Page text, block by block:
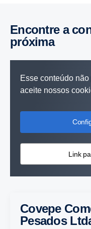
Encontre a concessionária mais
próxima
Esse conteúdo
aceite nossos
Link
Covepe Comércio de Veículos
Pesados